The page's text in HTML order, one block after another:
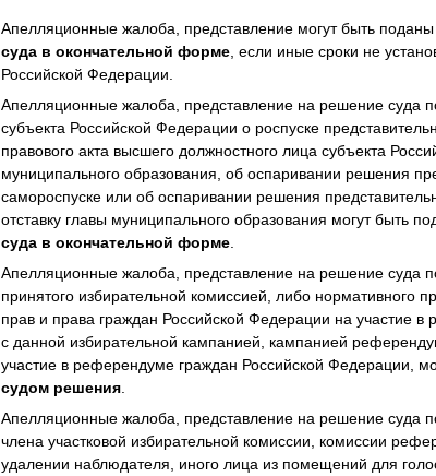
Апелляционные жалоба, представление могут быть поданы
суда в окончательной форме , если иные сроки не
Российской Федерации.
Апелляционные жалоба, представление на решение суда
субъекта Российской Федерации о роспуске
правового акта высшего должностного лица субъекта
муниципального образования, об оспаривании решения
самороспуске или об оспаривании решения
отставку главы муниципального образования могут быть
суда в окончательной форме
Апелляционные жалоба, представление на решение суда
принятого избирательной комиссией, либо нормативного
прав и права граждан Российской Федерации на участие
с данной избирательной кампанией, кампанией
участие в референдуме граждан Российской Федерации,
судом решения
Апелляционные жалоба, представление на решение суда
члена участковой избирательной комиссии, комиссии
удалении наблюдателя, иного лица из помещений для